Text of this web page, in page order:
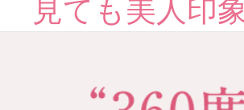
見ても美人印象